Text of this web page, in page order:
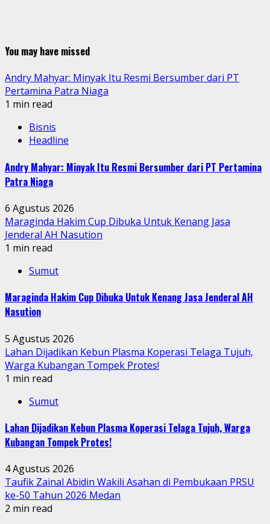
You may have missed
Andry Mahyar: Minyak Itu Resmi Bersumber dari PT
Pertamina Patra Niaga
1 min read
Bisnis
Headline
Andry Mahyar: Minyak Itu Resmi Bersumber dari PT Pertamina
Patra Niaga
6 Agustus 2026
Maraginda Hakim Cup Dibuka Untuk Kenang Jasa
Jenderal AH Nasution
1 min read
Sumut
Maraginda Hakim Cup Dibuka Untuk Kenang Jasa Jenderal AH
Nasution
5 Agustus 2026
Lahan Dijadikan Kebun Plasma Koperasi Telaga Tujuh,
Warga Kubangan Tompek Protes!
1 min read
Sumut
Lahan Dijadikan Kebun Plasma Koperasi Telaga Tujuh, Warga
Kubangan Tompek Protes!
4 Agustus 2026
Taufik Zainal Abidin Wakili Asahan di Pembukaan PRSU
ke-50 Tahun 2026 Medan
2 min read